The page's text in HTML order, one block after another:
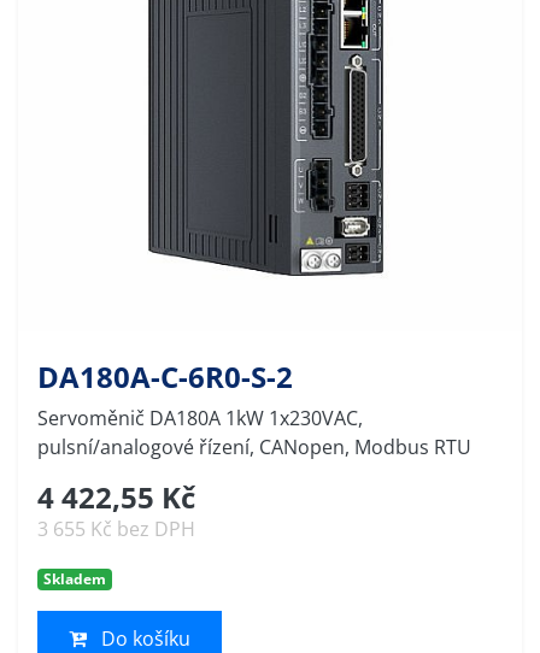
DA180A-C-6R0-S-2
Servoměnič DA180A 1kW 1x230VAC,
pulsní/analogové řízení, CANopen, Modbus RTU
4 422,55 Kč
3 655 Kč bez DPH
Skladem
Do košíku